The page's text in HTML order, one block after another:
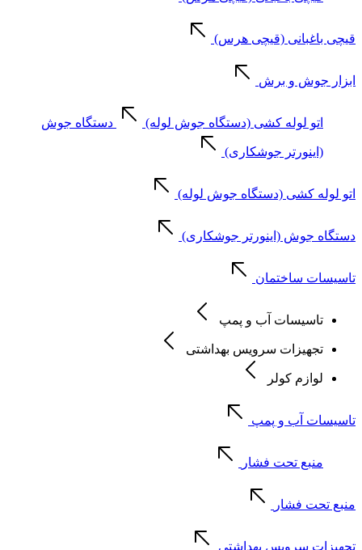
قیچی باغبانی (قیچی هرس)
ابزار جوش و برش
اتو لوله کشی (دستگاه جوش لوله) دستگاه جوش
(اینورتر جوشکاری)
اتو لوله کشی (دستگاه جوش لوله)
دستگاه جوش (اینورتر جوشکاری)
تاسیسات ساختمان
تاسیسات آب و پمپ
تجهیزات سرویس بهداشتی
لوازم کولر
تاسیسات آب و پمپ
منبع تحت فشار
منبع تحت فشار
تجهیزات سرویس بهداشتی